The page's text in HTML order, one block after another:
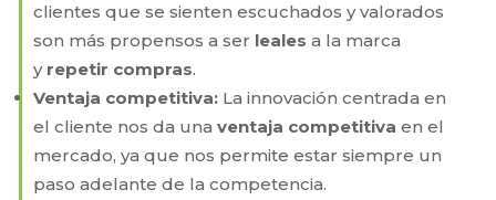
clientes que se sienten escuchados y valorados
son más propensos a ser leales a la marca
y repetir compras.
Ventaja competitiva: La innovación centrada en
el cliente nos da una ventaja competitiva en el
mercado, ya que nos permite estar siempre un
paso adelante de la competencia.